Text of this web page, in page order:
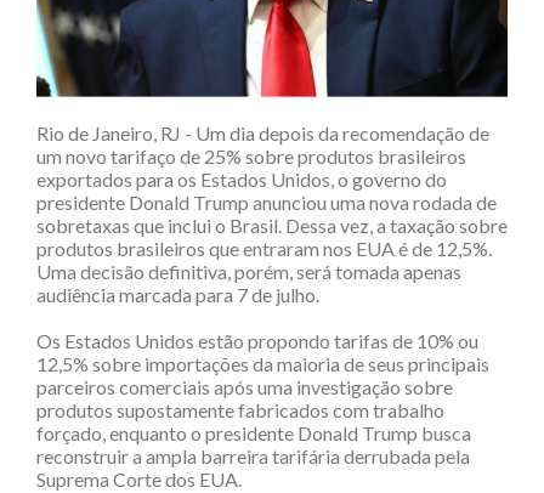
Rio de Janeiro, RJ - Um dia depois da recomendação de
um novo tarifaço de 25% sobre produtos brasileiros
exportados para os Estados Unidos, o governo do
presidente Donald Trump anunciou uma nova rodada de
sobretaxas que inclui o Brasil. Dessa vez, a taxação sobre
produtos brasileiros que entraram nos EUA é de 12,5%.
Uma decisão definitiva, porém, será tomada apenas
audiência marcada para 7 de julho.
Os Estados Unidos estão propondo tarifas de 10% ou
12,5% sobre importações da maioria de seus principais
parceiros comerciais após uma investigação sobre
produtos supostamente fabricados com trabalho
forçado, enquanto o presidente Donald Trump busca
reconstruir a ampla barreira tarifária derrubada pela
Suprema Corte dos EUA.